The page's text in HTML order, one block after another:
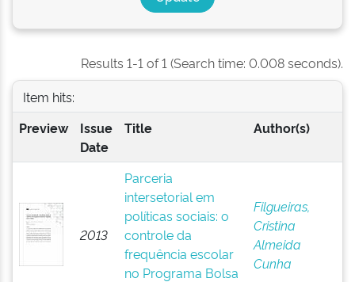
Results 1-1 of 1 (Search time: 0.008 seconds).
Item hits:
Preview
Issue
Date
Title Author(s)
2013
Parceria
intersetorial em
políticas sociais: o
controle da
frequência escolar
no Programa Bolsa
Filgueiras,
Cristina
Almeida
Cunha